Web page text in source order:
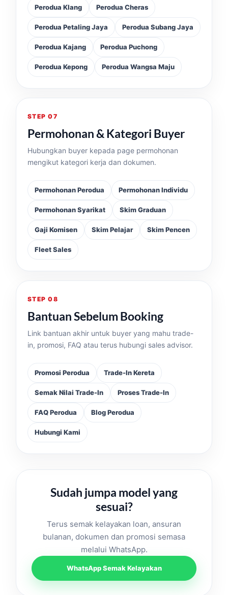
Perodua Klang Perodua Cheras
Perodua Petaling Jaya Perodua Subang Jaya
Perodua Kajang Perodua Puchong
Perodua Kepong Perodua Wangsa Maju
STEP 07
Permohonan & Kategori Buyer
Hubungkan buyer kepada page permohonan
mengikut kategori kerja dan dokumen.
Permohonan Perodua Permohonan Individu
Permohonan Syarikat Skim Graduan
Gaji Komisen Skim Pelajar Skim Pencen
Fleet Sales
STEP 08
Bantuan Sebelum Booking
Link bantuan akhir untuk buyer yang mahu trade-
in, promosi, FAQ atau terus hubungi sales advisor.
Promosi Perodua Trade-In Kereta
Semak Nilai Trade-In Proses Trade-In
FAQ Perodua Blog Perodua
Hubungi Kami
Sudah jumpa model yang
sesuai?
Terus semak kelayakan loan, ansuran
bulanan, dokumen dan promosi semasa
melalui WhatsApp.
WhatsApp Semak Kelayakan